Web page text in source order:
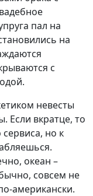
пал на
на
с
невесты
Если вкратце, то
но к
океан –
совсем не
американски.